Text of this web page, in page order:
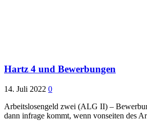
Hartz 4 und Bewerbungen
14. Juli 2022 0
Arbeitslosengeld zwei (ALG II) –
dann infrage kommt, wenn vonseiten des